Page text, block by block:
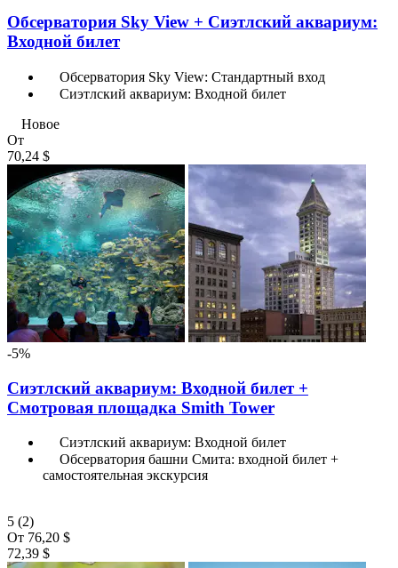
Обсерватория Sky View + Сиэтлский аквариум:
Входной билет
Обсерватория Sky View: Стандартный вход
Сиэтлский аквариум: Входной билет
Новое
От
70,24 $
-5%
Сиэтлский аквариум: Входной билет +
Смотровая площадка Smith Tower
Сиэтлский аквариум: Входной билет
Обсерватория башни Смита: входной билет +
самостоятельная экскурсия
5 (2)
От 76,20 $
72,39 $